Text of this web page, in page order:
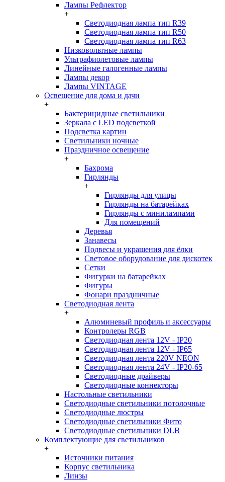
Лампы Рефлектор
+
Светодиодная лампа тип R39
Светодиодная лампа тип R50
Светодиодная лампа тип R63
Низковольтные лампы
Ультрафиолетовые лампы
Линейные галогенные лампы
Лампы декор
Лампы VINTAGE
Освещение для дома и дачи
+
Бактерицидные светильники
Зеркала с LED подсветкой
Подсветка картин
Светильники ночные
Праздничное освещение
+
Бахрома
Гирлянды
+
Гирлянды для улицы
Гирлянды на батарейках
Гирлянды с минилампами
Для помещений
Деревья
Занавесы
Подвесы и украшения для ёлки
Световое оборудование для дискотек
Сетки
Фигурки на батарейках
Фигуры
Фонари праздничные
Светодиодная лента
+
Алюминевый профиль и аксессуары
Контролеры RGB
Светодиодная лента 12V - IP20
Светодиодная лента 12V - IP65
Светодиодная лента 220V NEON
Светодиодная лента 24V - IP20-65
Светодиодные драйверы
Светодиодные коннекторы
Настольные светильники
Светодиодные светильники потолочные
Светодиодные люстры
Светодиодные светильники Фито
Светодиодные светильники DLB
Комплектующие для светильников
+
Источники питания
Корпус светильника
Линзы